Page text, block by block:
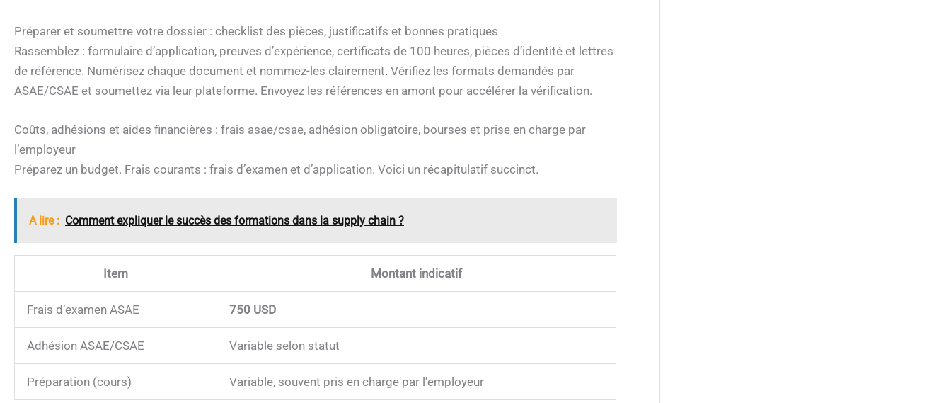
Préparer et soumettre votre dossier : checklist des pièces, justificatifs et bonnes pratiques
Rassemblez : formulaire d’application, preuves d’expérience, certificats de 100 heures, pièces d’identité et lettres
de référence. Numérisez chaque document et nommez-les clairement. Vérifiez les formats demandés par
ASAE/CSAE et soumettez via leur plateforme. Envoyez les références en amont pour accélérer la vérification.
Coûts, adhésions et aides financières : frais asae/csae, adhésion obligatoire, bourses et prise en charge par
l’employeur
Préparez un budget. Frais courants : frais d’examen et d’application. Voici un récapitulatif succinct.
A lire : Comment expliquer le succès des formations dans la supply chain ?
Item Montant indicatif
Frais d’examen ASAE 750 USD
Adhésion ASAE/CSAE Variable selon statut
Préparation (cours) Variable, souvent pris en charge par l’employeur